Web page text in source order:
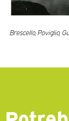
Brescello, Poviglio,